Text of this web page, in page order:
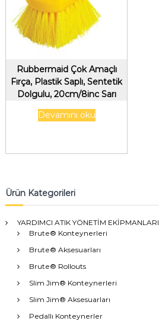
Rubbermaid Çok Amaçlı
Fırça, Plastik Saplı, Sentetik
Dolgulu, 20cm/8inc Sarı
Devamını oku
Ürün Kategorileri
YARDIMCI ATIK YÖNETİM EKİPMANLARI
Brute® Konteynerleri
Brute® Aksesuarları
Brute® Rollouts
Slim Jim® Konteynerleri
Slim Jim® Aksesuarları
Pedallı Konteynerler